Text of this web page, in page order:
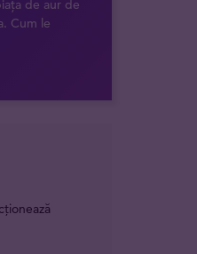
de aur de
Cum le